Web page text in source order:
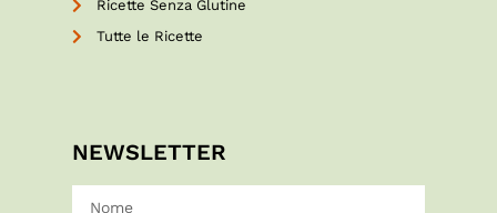
Ricette Senza Glutine
Tutte le Ricette
NEWSLETTER